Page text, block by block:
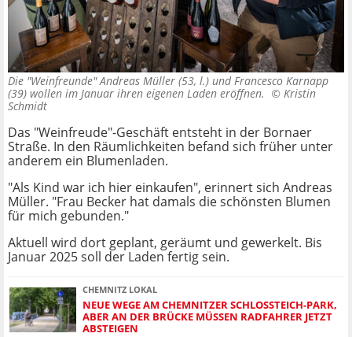
Die "Weinfreunde" Andreas Müller (53, l.) und Francesco Karnapp
(39) wollen im Januar ihren eigenen Laden eröffnen. © Kristin
Schmidt
Das "Weinfreude"-Geschäft entsteht in der Bornaer
Straße. In den Räumlichkeiten befand sich früher unter
anderem ein Blumenladen.
"Als Kind war ich hier einkaufen", erinnert sich Andreas
Müller. "Frau Becker hat damals die schönsten Blumen
für mich gebunden."
Aktuell wird dort geplant, geräumt und gewerkelt. Bis
Januar 2025 soll der Laden fertig sein.
CHEMNITZ LOKAL
NEUE WEGE AM CHEMNITZER SCHLOSSTEICH-PARK, A
BER AN DER BRÜCKE MÜSSEN RADFAHRER JETZT A
BSTEIGEN